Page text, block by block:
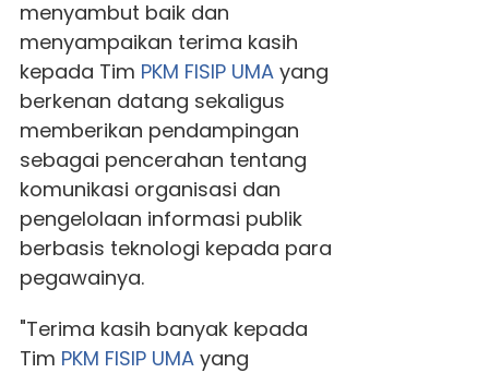
menyambut baik dan
menyampaikan terima kasih
kepada Tim PKM FISIP UMAyang
berkenan datang sekaligus
memberikan pendampingan
sebagai pencerahan tentang
komunikasi organisasi dan
pengelolaan informasi publik
berbasis teknologi kepada para
pegawainya.
"Terima kasih banyak kepada
Tim PKM FISIP UMAyang